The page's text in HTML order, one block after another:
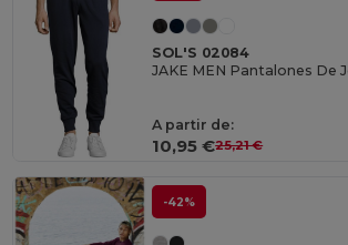
SOL'S 02084
A partir de:
10,95 €25,21 €
-42%